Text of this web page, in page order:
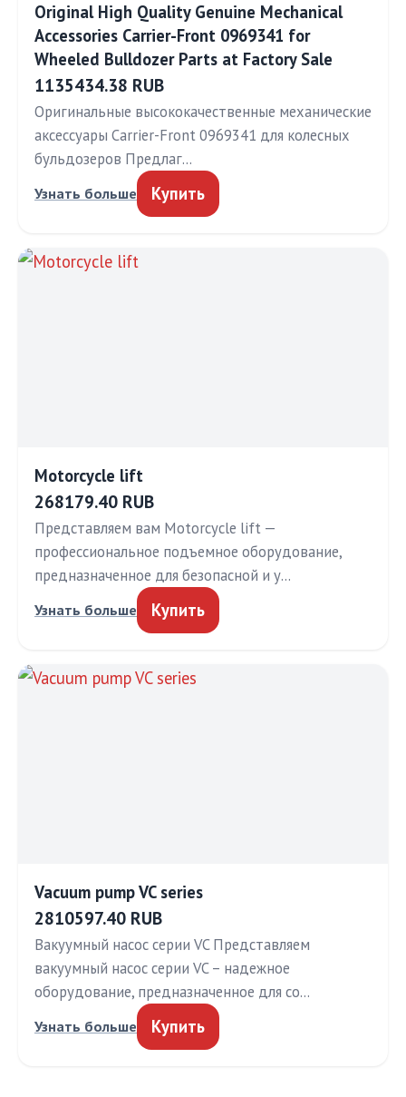
Original High Quality Genuine Mechanical
Accessories Carrier-Front 0969341 for
Wheeled Bulldozer Parts at Factory Sale
1135434.38 RUB
Оригинальные высококачественные механические
аксессуары Carrier-Front 0969341 для колесных
бульдозеров Предлаг…
Узнать больше Купить
Motorcycle lift
268179.40 RUB
Представляем вам Motorcycle lift —
профессиональное подъемное оборудование,
предназначенное для безопасной и у…
Узнать больше Купить
Vacuum pump VC series
2810597.40 RUB
Вакуумный насос серии VC Представляем
вакуумный насос серии VC – надежное
оборудование, предназначенное для со…
Узнать больше Купить